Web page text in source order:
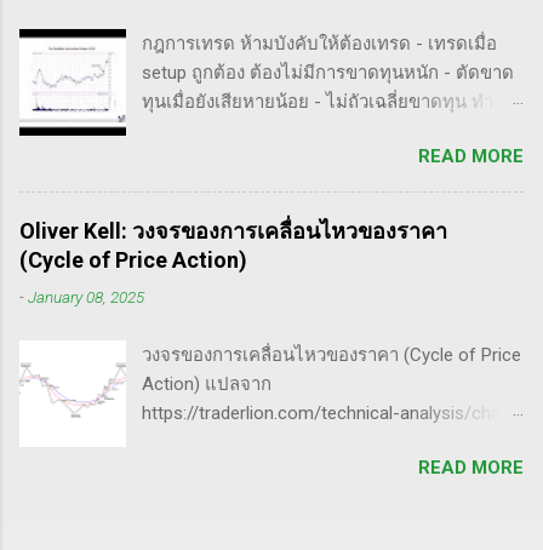
(Patience): การรอคอยและไม่รีบร้อนถือเป็น
คุณสมบัติที่สำคัญในนักเทรด ความอดทนช่วยให้
คุณสามารถทนต่อความผันผวนของตลาดและรอ
คอยจังหวะที่ดี...
อาจจะไม่เป๊ะตามใจความที่เขาพยายามสื่อ แต่ก็
น่าจะพอเห็นภาพได้ในระดับหนึ่งครับ ใครที่ภาษา
อังกฤษคล่องๆ ก็ไปอ่านต้นฉบับได้ที่ลิ้งค์นี้นะ
3/01/21/book-review-of-stock-market-
technique-number-one-by-richard-d-wyckoff/
ขั้นตอนการทำราคาของ Market Maker 1) เลือก
เป้าหมาย - ทำการทดสอบอย่างต่อเนื่องเพื่อดูว่า
ตลาดที่มีความต้านทานน้อยสุด - ที่ต้องเลือกตัวที่
มีความต้าน...
กฎการเทรด ห้ามบังคับให้ต้องเทรด - เทรดเมื่อ
setup ถูกต้อง ต้องไม่มีการขาดทุนหนัก - ตัดขาด
ทุนเมื่อยังเสียหายน้อย - ไม่ถัวเฉลี่ยขาดทุน ทำ
ตนเอง และต้องตั้งกฏขึ้นมา - ต้องมีวินัย ทำตาม
กฎ - ต้องอยู่ในขอบเขตความรู้/สามารถในการ
แข่งขันตน - เทรดตาม setup ที่คุ้นเคย - ห้ามถัว
เฉลี่ยขาดทุน เป้าหมายของนักเทรดมืออาชีพ -
ตัดขาดทุนให้เสียหายน้อยไว้ก่อน - กินกำไรคำ
ใหญ่(กว่าตัดขาดทุน) - ทบต้นให้ได้มากที่สุด /
50% ของทั้งหมด กุญแจ 4 ดอกเพื่อปั้นพอร์ตให้โต
ระเบิด ๑. จับจังหวะตลาด Price pattern ฐานราคา
จะเกิดซ้ำรอยเสมอ ระบุให้ได้ ซื้อให้ถูกจังหวะ ฝึก
ที่ - ทะลุขึ้นจากการบีบตัว consolidation - ทะลุขึ้น
READ MORE
Oliver Kell: วงจรของการเคลื่อนไหวของราคา
(Cycle of Price Action)
-January 08, 2025
วงจรของการเคลื่อนไหวของราคา (Cycle of Price
Action) แปลจาก
https://traderlion.com/technical-analysis/chart-
Oliver Kell เป็นนักเทรดที่ประสบความสำเร็จอย่าง
READ MORE